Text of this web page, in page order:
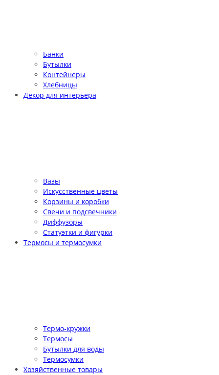
Банки
Бутылки
Контейнеры
Хлебницы
Декор для интерьера
Вазы
Искусственные цветы
Корзины и коробки
Свечи и подсвечники
Диффузоры
Статуэтки и фигурки
Термосы и термосумки
Термо-кружки
Термосы
Бутылки для воды
Термосумки
Хозяйственные товары